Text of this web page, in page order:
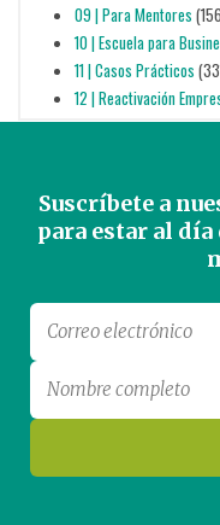
09 | Para Mentores
10 | Escuela para
11 | Casos Prácticos
12 | Reactivación
Suscríbete a
para estar al día